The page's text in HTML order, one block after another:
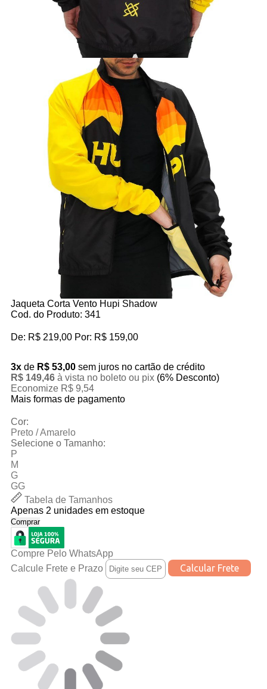
Jaqueta Corta Vento Hupi Shadow
Cod. do Produto: 341
De: R$ 219,00 Por: R$ 159,00
3xde R$ 53,00 sem juros no cartão de crédito
R$ 149,46 à vista no boleto ou pix (6% Desconto)
Economize R$ 9,54
Mais formas de pagamento
Cor:
Preto / Amarelo
Selecione o Tamanho:
P
M
G
GG
Tabela de Tamanhos
Apenas 2 unidades em estoque
Comprar
Compre Pelo WhatsApp
Calcule Frete e Prazo